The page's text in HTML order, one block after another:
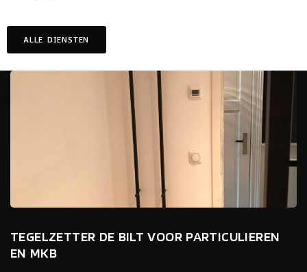
ALLE DIENSTEN
TEGELZETTER DE BILT VOOR PARTICULIEREN
EN MKB